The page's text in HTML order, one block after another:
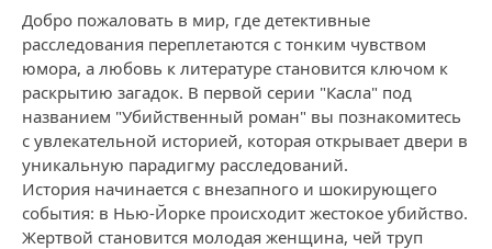
Добро пожаловать в мир, где детективные
расследования переплетаются с тонким чувством
юмора, а любовь к литературе становится ключом к
раскрытию загадок. В первой серии "Касла" под
названием "Убийственный роман" вы познакомитесь
с увлекательной историей, которая открывает двери в
уникальную парадигму расследований.
История начинается с внезапного и шокирующего
события: в Нью-Йорке происходит жестокое убийство.
Жертвой становится молодая женщина, чей труп